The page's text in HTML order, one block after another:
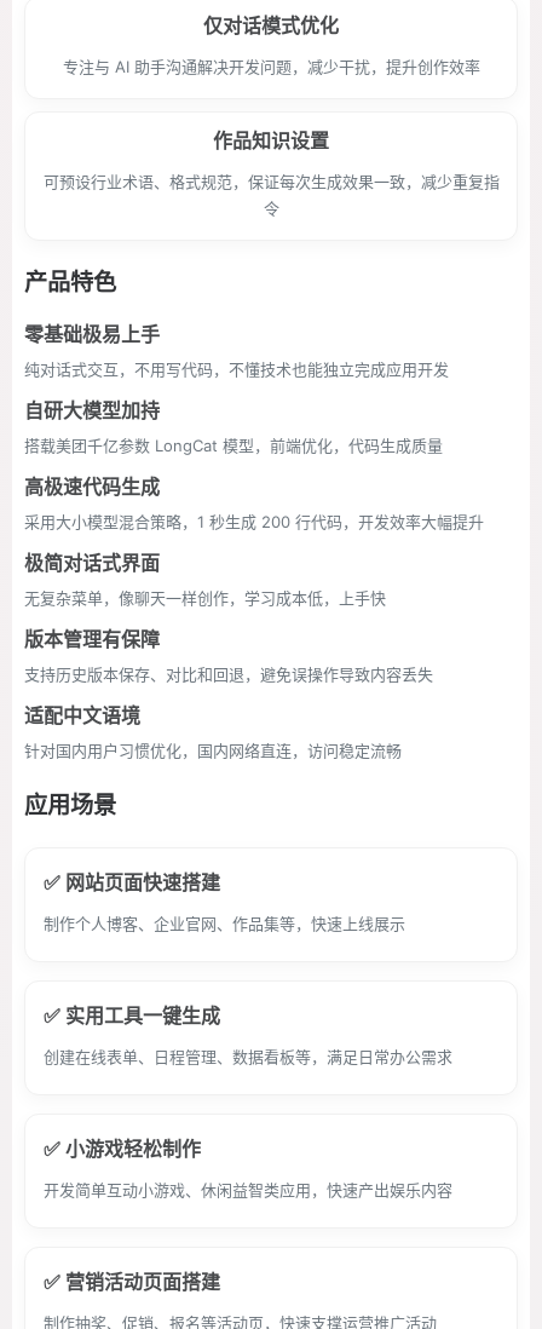
仅对话模式优化
专注与 AI 助手沟通解决开发问题，减少干扰，提升创作效率
作品知识设置
可预设行业术语、格式规范，保证每次生成效果一致，减少重复指
令
产品特色
零基础极易上手
纯对话式交互，不用写代码，不懂技术也能独立完成应用开发
自研大模型加持
搭载美团千亿参数 LongCat 模型，前端优化，代码生成质量
高极速代码生成
采用大小模型混合策略，1 秒生成 200 行代码，开发效率大幅提升
极简对话式界面
无复杂菜单，像聊天一样创作，学习成本低，上手快
版本管理有保障
支持历史版本保存、对比和回退，避免误操作导致内容丢失
适配中文语境
针对国内用户习惯优化，国内网络直连，访问稳定流畅
应用场景
✅ 网站页面快速搭建
制作个人博客、企业官网、作品集等，快速上线展示
✅ 实用工具一键生成
创建在线表单、日程管理、数据看板等，满足日常办公需求
✅ 小游戏轻松制作
开发简单互动小游戏、休闲益智类应用，快速产出娱乐内容
✅ 营销活动页面搭建
制作抽奖、促销、报名等活动页，快速支撑运营推广活动